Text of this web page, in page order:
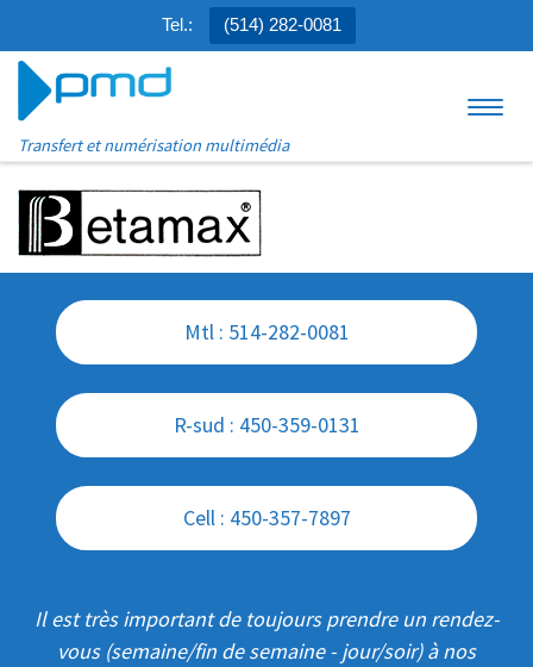
Tel.: (514) 282-0081
Transfert et numérisation multimédia
Mtl : 514-282-0081
R-sud : 450-359-0131
Cell : 450-357-7897
Il est très important de toujours prendre un rendez-
vous (semaine/fin de semaine - jour/soir) à nos